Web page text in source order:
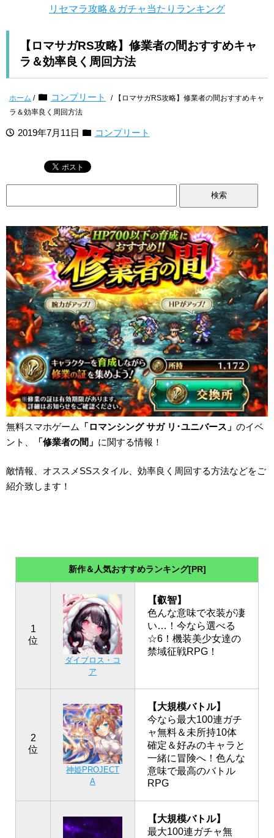
リセマラ攻略＆ガチャ当たりランキング
【ロマサガRS攻略】修業者の間おすすめキャ
ラ＆効率良く周回方法
ホーム / コンプリート
/ 【ロマサガRS攻略】修業者の間おすすめキャ
ラ＆効率良く周回方法
2019年7月11日 コンプリート
無料スマホゲーム 「ロマンシング サガ リ･ユニバース」 のイベ
ント、
「修業者の間」 に関する情報！
敵情報、オススメSSスタイル、効率良く周回する方法などをご
紹介致します！
新作＆人気おすすめランキング[PR]
1
位
ダイブロス・コ
ア
【叡智】
色んな意味で衣装が凄
い…！今なら選べる
☆6！機装美少女達の
禁域征戦RPG！
2
位
神姫PROJECT
A
【大規模バトル】
今なら最大100連ガチ
ャ無料＆未所持10体
確定＆好みのキャラと
一緒に冒険へ！色んな
意味で最高のバトル
RPG
【大規模バトル】
最大100連ガチャ無